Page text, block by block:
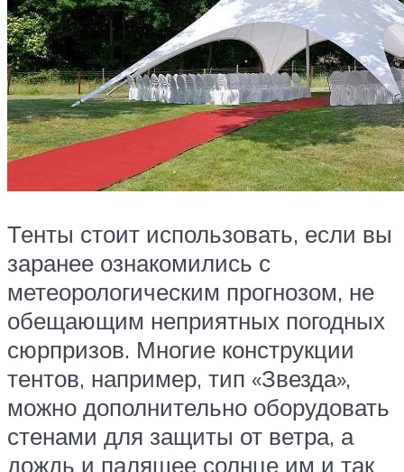
Тенты стоит использовать, если вы
заранее ознакомились с
метеорологическим прогнозом, не
обещающим неприятных погодных
сюрпризов. Многие конструкции
тентов, например, тип «Звезда»,
можно дополнительно оборудовать
стенами для защиты от ветра, а
дождь и палящее солнце им и так